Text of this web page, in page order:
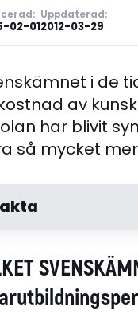
02-01
Uppdaterad:
2012-03-29
i de
av
har blivit
så mycket
Bergöö